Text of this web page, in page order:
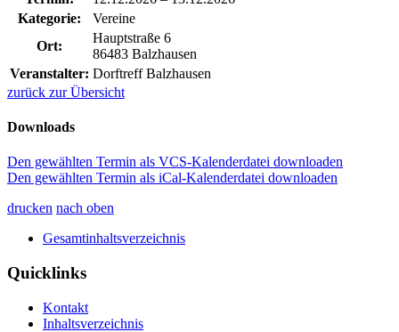
Kategorie:
Vereine
Ort:
Hauptstraße 6
86483 Balzhausen
Veranstalter: Dorftreff Balzhausen
zurück zur Übersicht
Downloads
Den gewählten Termin als VCS-Kalenderdatei downloaden
Den gewählten Termin als iCal-Kalenderdatei downloaden
drucken nach oben
Gesamtinhaltsverzeichnis
Quicklinks
Kontakt
Inhaltsverzeichnis